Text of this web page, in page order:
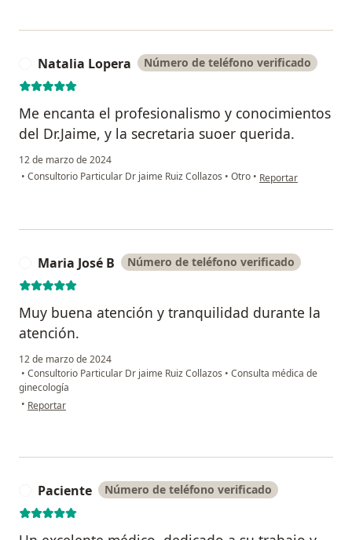
Natalia Lopera Número de teléfono verificado
Me encanta el profesionalismo y conocimientos
del Dr.Jaime, y la secretaria suoer querida.
12 de marzo de 2024
• Consultorio Particular Dr jaime Ruiz Collazos • Otro • en opinión del
Reportar
Maria José B Número de teléfono verificado
Muy buena atención y tranquilidad durante la
atención.
12 de marzo de 2024
• Consultorio Particular Dr jaime Ruiz Collazos • Consulta médica de
ginecología
• en opinión del usuario Maria José B
Reportar
Paciente Número de teléfono verificado